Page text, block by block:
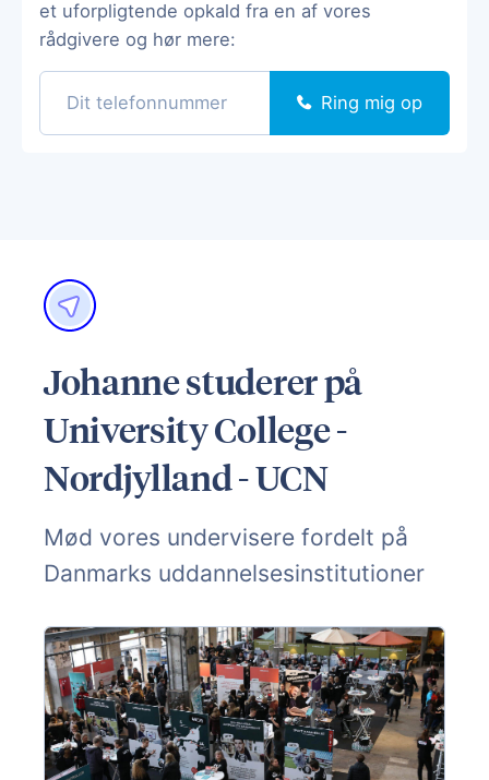
et uforpligtende opkald fra en af vores
rådgivere og hør mere:
Ring mig op
Johanne studerer på
University College -
Nordjylland - UCN
Mød vores undervisere fordelt på
Danmarks uddannelsesinstitutioner